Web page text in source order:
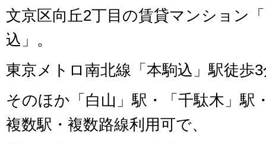
文京区向丘2丁目の賃貸マンション
込」。
東京メトロ南北線「本駒込」駅徒歩
そのほか「白山」駅・「千駄木」駅
複数駅・複数路線利用可で、